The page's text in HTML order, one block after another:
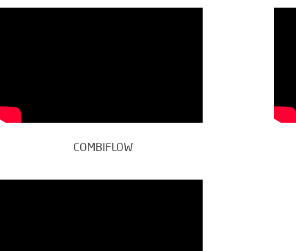
COMBIFLOW